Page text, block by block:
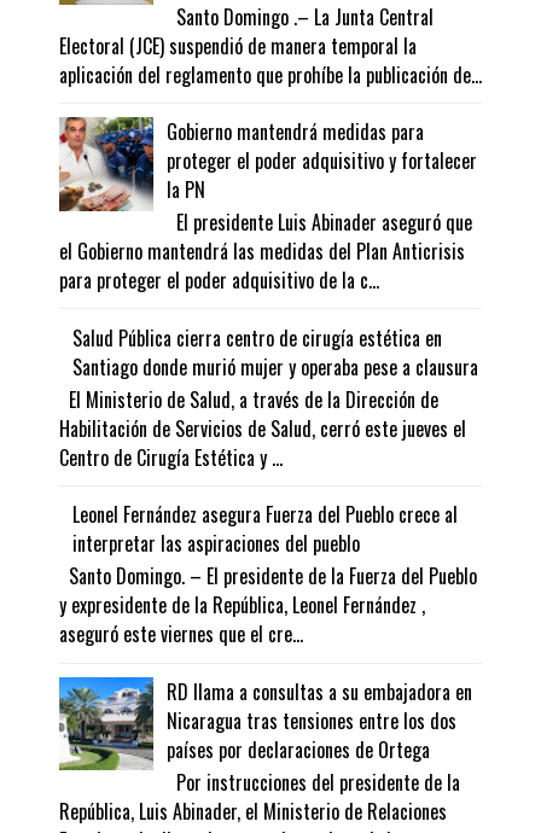
Santo Domingo .– La Junta Central
Electoral (JCE) suspendió de manera temporal la
aplicación del reglamento que prohíbe la publicación de...
Gobierno mantendrá medidas para
proteger el poder adquisitivo y fortalecer
la PN
El presidente Luis Abinader aseguró que
el Gobierno mantendrá las medidas del Plan Anticrisis
para proteger el poder adquisitivo de la c...
Salud Pública cierra centro de cirugía estética en
Santiago donde murió mujer y operaba pese a clausura
El Ministerio de Salud, a través de la Dirección de
Habilitación de Servicios de Salud, cerró este jueves el
Centro de Cirugía Estética y ...
Leonel Fernández asegura Fuerza del Pueblo crece al
interpretar las aspiraciones del pueblo
Santo Domingo. – El presidente de la Fuerza del Pueblo
y expresidente de la República, Leonel Fernández ,
aseguró este viernes que el cre...
RD llama a consultas a su embajadora en
Nicaragua tras tensiones entre los dos
países por declaraciones de Ortega
Por instrucciones del presidente de la
República, Luis Abinader, el Ministerio de Relaciones